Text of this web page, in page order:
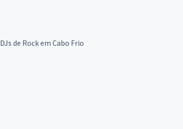
DJs de Rock em Cabo Frio